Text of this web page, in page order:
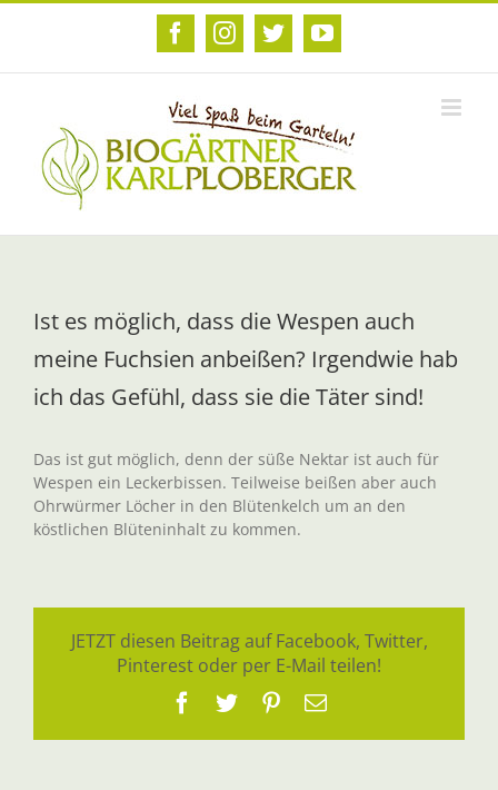
Zum
FacebookInstagram
TwitterYouTube
Ist es möglich, dass die Wespen auch
meine Fuchsien anbeißen? Irgendwie hab
ich das Gefühl, dass sie die Täter sind!
Das ist gut möglich, denn der süße Nektar ist auch für
Wespen ein Leckerbissen. Teilweise beißen aber auch
Ohrwürmer Löcher in den Blütenkelch um an den
köstlichen Blüteninhalt zu kommen.
JETZT diesen Beitrag auf Facebook, Twitter,
Pinterest oder per E-Mail teilen!
Facebook
TwitterPinterest
E-